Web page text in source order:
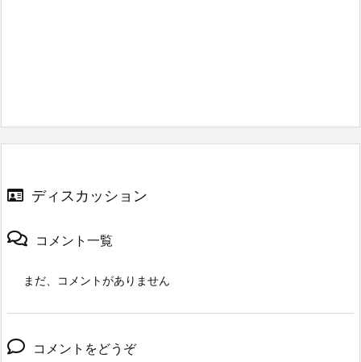
ディスカッション
コメント一覧
まだ、コメントがありません
コメントをどうぞ